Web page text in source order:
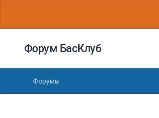
Форум БасКлуб
Форумы